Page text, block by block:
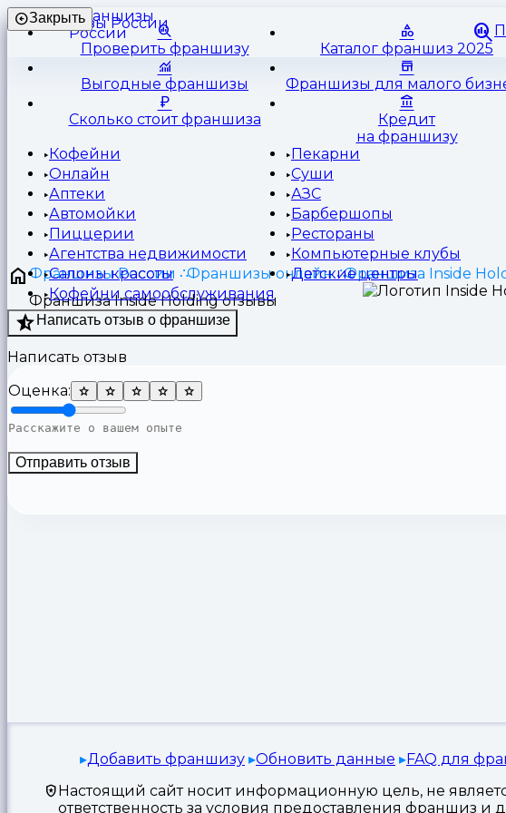
Франшизы
России
Закрыть
Проверить франшизу Каталог франшиз 2025
Выгодные франшизы Франшизы для малого
Сколько стоит франшиза
Кредит
на франшизу
Кофейни
Пекарни
Онлайн
Суши
Аптеки
АЗС
Автомойки
Барбершопы
Пиццерии
Рестораны
Агентства недвижимости
Компьютерные клубы
Салоны красоты
Детские центры
Кофейни самообслуживания
Франшизы России Франшизы онлайн
Франшиза Inside
Франшиза Inside Holding отзывы
Написать отзыв о франшизе
Написать отзыв
Оценка:
Отправить отзыв
Добавить франшизу Обновить данные
FAQ для
Настоящий сайт носит информационную цель, не
ответственность за условия предоставления франшиз